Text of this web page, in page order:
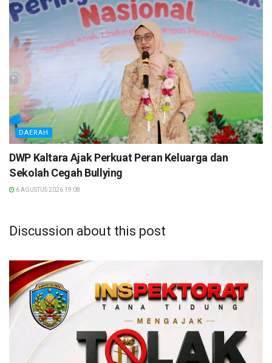
DAERAH
DWP Kaltara Ajak Perkuat Peran Keluarga dan
Sekolah Cegah Bullying
6 AGUSTUS 2026 19:08
Discussion about this post